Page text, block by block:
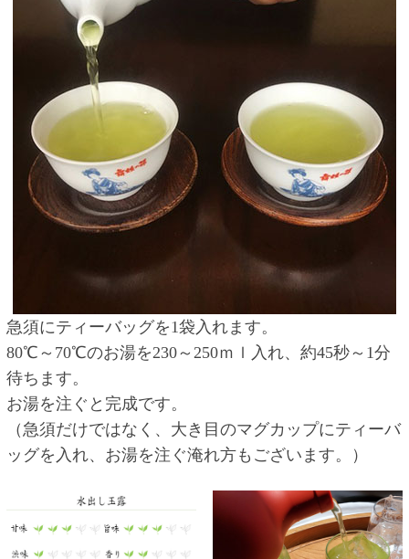
急須にティーバッグを1袋入れます。
80℃～70℃のお湯を230～250ｍｌ入れ、約45秒～1分
待ちます。
お湯を注ぐと完成です。
（急須だけではなく、大き目のマグカップにティーバ
ッグを入れ、お湯を注ぐ淹れ方もございます。）